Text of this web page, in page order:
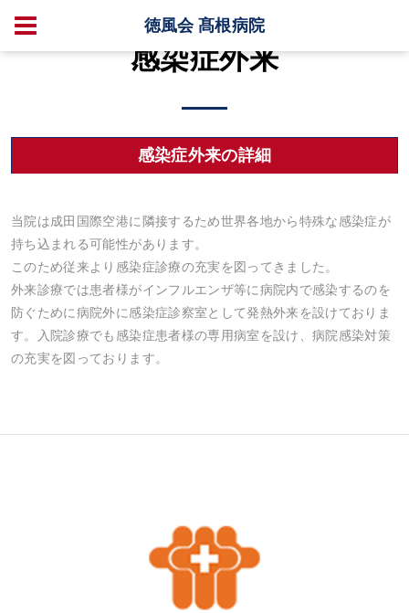
徳風会 髙根病院
感染症外来
感染症外来の詳細
当院は成田国際空港に隣接するため世界各地から特殊な感染症が
持ち込まれる可能性があります。
このため従来より感染症診療の充実を図ってきました。
外来診療では患者様がインフルエンザ等に病院内で感染するのを
防ぐために病院外に感染症診察室として発熱外来を設けておりま
す。入院診療でも感染症患者様の専用病室を設け、病院感染対策
の充実を図っております。